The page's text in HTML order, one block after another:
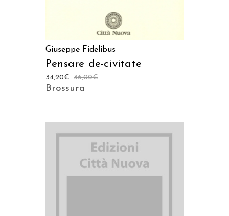
Giuseppe Fidelibus
Pensare de-civitate
36,00€
34,20€
Brossura